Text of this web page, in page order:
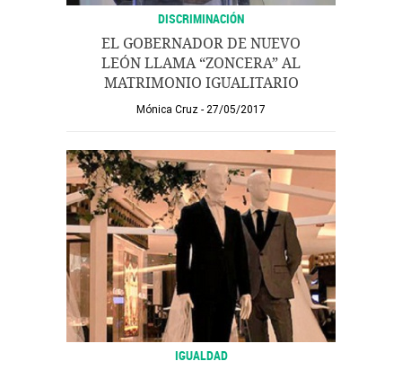
DISCRIMINACIÓN
EL GOBERNADOR DE NUEVO
LEÓN LLAMA “ZONCERA” AL
MATRIMONIO IGUALITARIO
Mónica Cruz 27/05/2017
IGUALDAD